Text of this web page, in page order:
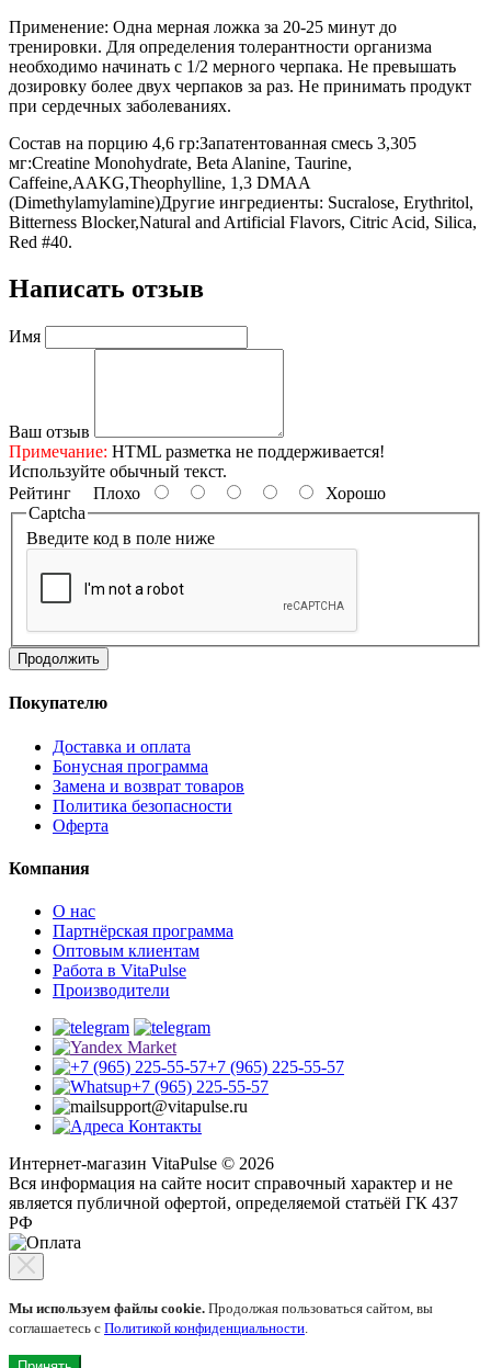
Применение: Одна мерная ложка за 20-25 минут до
тренировки. Для определения толерантности организма
необходимо начинать с 1/2 мерного черпака. Не превышать
дозировку более двух черпаков за раз. Не принимать продукт
при сердечных заболеваниях.
Состав на порцию 4,6 гр:Запатентованная смесь 3,305
мг:Creatine Monohydrate, Beta Alanine, Taurine,
Caffeine,AAKG,Theophylline, 1,3 DMAA
(Dimethylamylamine)Другие ингредиенты: Sucralose, Erythritol,
Bitterness Blocker,Natural and Artificial Flavors, Citric Acid, Silica,
Red #40.
Написать отзыв
Имя
Ваш отзыв
Примечание: HTML разметка не поддерживается!
Используйте обычный текст.
Рейтинг Плохо
Хорошо
Captcha
Введите код в поле ниже
Продолжить
Покупателю
Доставка и оплата
Бонусная программа
Замена и возврат товаров
Политика безопасности
Оферта
Компания
О нас
Партнёрская программа
Оптовым клиентам
Работа в VitaPulse
Производители
+7 (965) 225-55-57
+7 (965) 225-55-57
support@vitapulse.ru
Контакты
Интернет-магазин VitaPulse © 2026
Вся информация на сайте носит справочный характер и не
является публичной офертой, определяемой статьёй ГК 437
РФ
Мы используем файлы cookie. Продолжая пользоваться сайтом, вы
соглашаетесь с Политикой конфиденциальности.